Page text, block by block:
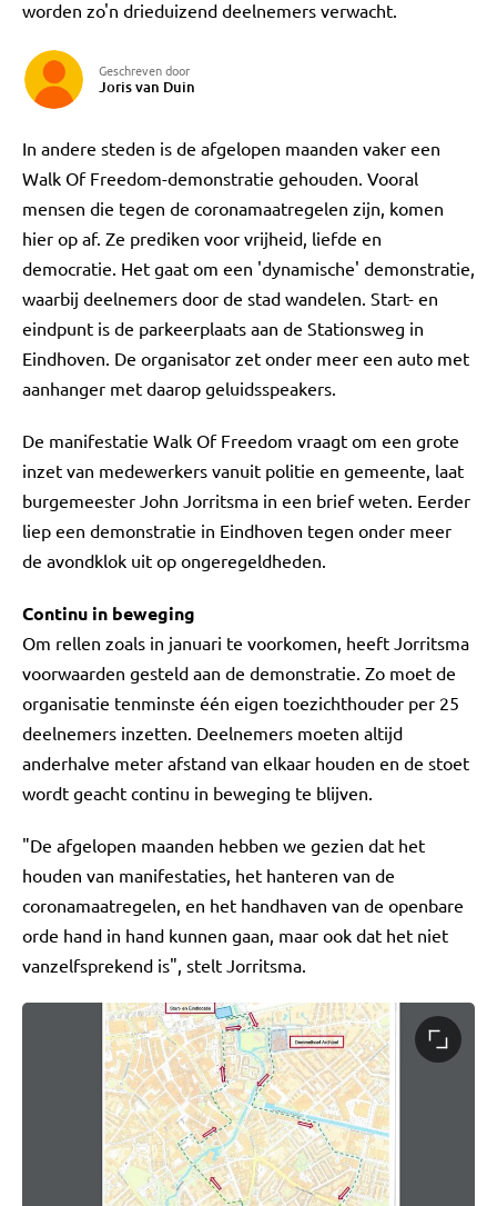
worden zo'n drieduizend deelnemers verwacht.
Geschreven door
Joris van Duin
In andere steden is de afgelopen maanden vaker een
Walk Of Freedom-demonstratie gehouden. Vooral
mensen die tegen de coronamaatregelen zijn, komen
hier op af. Ze prediken voor vrijheid, liefde en
democratie. Het gaat om een 'dynamische' demonstratie,
waarbij deelnemers door de stad wandelen. Start- en
eindpunt is de parkeerplaats aan de Stationsweg in
Eindhoven. De organisator zet onder meer een auto met
aanhanger met daarop geluidsspeakers.
De manifestatie Walk Of Freedom vraagt om een grote
inzet van medewerkers vanuit politie en gemeente, laat
burgemeester John Jorritsma in een brief weten. Eerder
liep een demonstratie in Eindhoven tegen onder meer
de avondklok uit op ongeregeldheden.
Continu in beweging
Om rellen zoals in januari te voorkomen, heeft Jorritsma
voorwaarden gesteld aan de demonstratie. Zo moet de
organisatie tenminste één eigen toezichthouder per 25
deelnemers inzetten. Deelnemers moeten altijd
anderhalve meter afstand van elkaar houden en de stoet
wordt geacht continu in beweging te blijven.
"De afgelopen maanden hebben we gezien dat het
houden van manifestaties, het hanteren van de
coronamaatregelen, en het handhaven van de openbare
orde hand in hand kunnen gaan, maar ook dat het niet
vanzelfsprekend is", stelt Jorritsma.